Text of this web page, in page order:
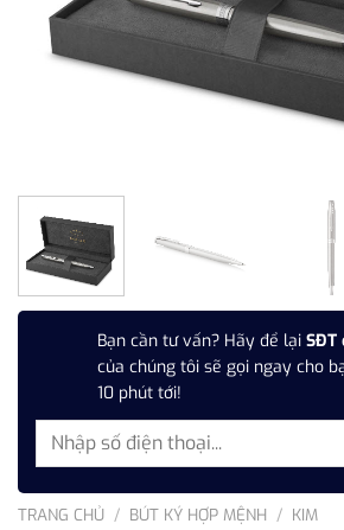
Bạn cần tư vấn? Hãy để lại SĐT
của chúng tôi sẽ gọi ngay cho
10 phút tới!
TRANG CHỦ / BÚT KÝ HỢP MỆNH / KIM